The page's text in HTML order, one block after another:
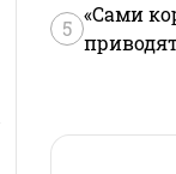
5
«Сами